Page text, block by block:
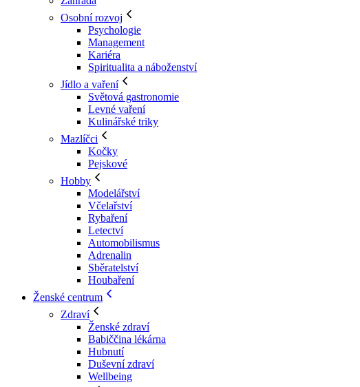
Osobní rozvoj
Psychologie
Management
Kariéra
Spiritualita a náboženství
Jídlo a vaření
Světová gastronomie
Levné vaření
Kulinářské triky
Mazlíčci
Kočky
Pejskové
Hobby
Modelářství
Včelařství
Rybaření
Letectví
Automobilismus
Adrenalin
Sběratelství
Houbaření
Ženské centrum
Zdraví
Ženské zdraví
Babiččina lékárna
Hubnutí
Duševní zdraví
Wellbeing